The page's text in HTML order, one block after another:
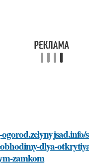
dlya-
zamkom